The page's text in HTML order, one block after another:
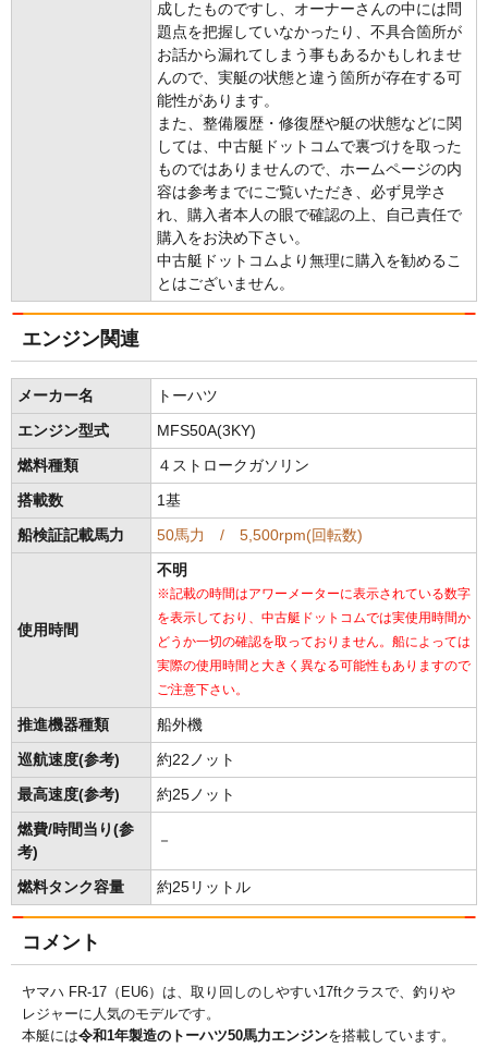
成したものですし、オーナーさんの中には問
題点を把握していなかったり、不具合箇所が
お話から漏れてしまう事もあるかもしれませ
んので、実艇の状態と違う箇所が存在する可
能性があります。
また、整備履歴・修復歴や艇の状態などに関
しては、中古艇ドットコムで裏づけを取った
ものではありませんので、ホームページの内
容は参考までにご覧いただき、必ず見学さ
れ、購入者本人の眼で確認の上、自己責任で
購入をお決め下さい。
中古艇ドットコムより無理に購入を勧めるこ
とはございません。
エンジン関連
メーカー名 トーハツ
エンジン型式 MFS50A(3KY)
燃料種類 ４ストロークガソリン
搭載数 1基
船検証記載馬力 50馬力 / 5,500rpm(回転数)
使用時間
不明
※記載の時間はアワーメーターに表示されている数字
を表示しており、中古艇ドットコムでは実使用時間か
どうか一切の確認を取っておりません。船によっては
実際の使用時間と大きく異なる可能性もありますので
ご注意下さい。
推進機器種類 船外機
巡航速度(参考) 約22ノット
最高速度(参考) 約25ノット
燃費/時間当り(参
考)
－
燃料タンク容量 約25リットル
コメント
ヤマハ FR-17（EU6）は、取り回しのしやすい17ftクラスで、釣りや
レジャーに人気のモデルです。
本艇には令和1年製造のトーハツ50馬力エンジンを搭載しています。